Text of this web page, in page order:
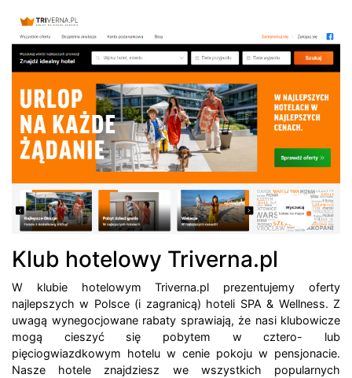
Klub hotelowy Triverna.pl
W klubie hotelowym Triverna.pl prezentujemy oferty
najlepszych w Polsce (i zagranicą) hoteli SPA & Wellness. Z
uwagą wynegocjowane rabaty sprawiają, że nasi klubowicze
mogą cieszyć się pobytem w cztero- lub
pięciogwiazdkowym hotelu w cenie pokoju w pensjonacie.
Nasze hotele znajdziesz we wszystkich popularnych